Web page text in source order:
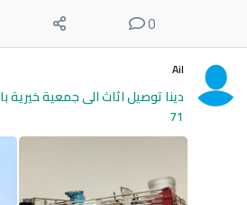
0
Ail
71